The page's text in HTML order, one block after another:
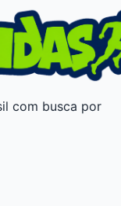
com busca por